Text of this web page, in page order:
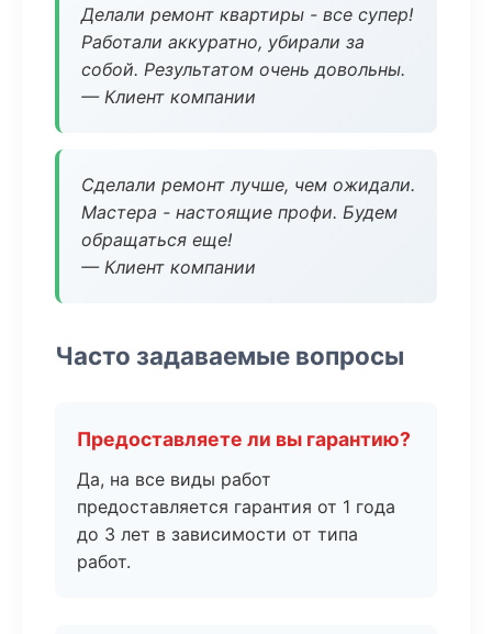
Делали ремонт квартиры - все супер!
Работали аккуратно, убирали за
собой. Результатом очень довольны.
— Клиент компании
Сделали ремонт лучше, чем ожидали.
Мастера - настоящие профи. Будем
обращаться еще!
— Клиент компании
Часто задаваемые вопросы
Предоставляете ли вы гарантию?
Да, на все виды работ
предоставляется гарантия от 1 года
до 3 лет в зависимости от типа
работ.